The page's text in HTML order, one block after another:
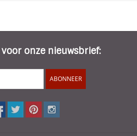
onze nieuwsbrief:
ABONNEER